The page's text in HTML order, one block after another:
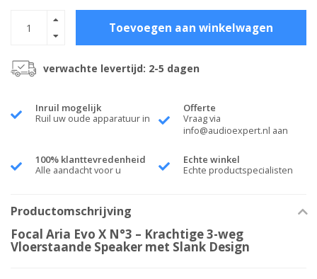
Toevoegen aan winkelwagen
verwachte levertijd: 2-5 dagen
Inruil mogelijk
Ruil uw oude apparatuur in
Offerte
Vraag via
info@audioexpert.nl aan
100% klanttevredenheid
Alle aandacht voor u
Echte winkel
Echte productspecialisten
Productomschrijving
Focal Aria Evo X N°3 – Krachtige 3-weg
Vloerstaande Speaker met Slank Design